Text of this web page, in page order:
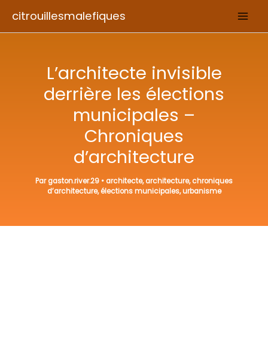
citrouillesmalefiques
L’architecte invisible
derrière les élections
municipales –
Chroniques
d’architecture
Pargaston.river.29 •architecte,architecture,chroniques
d’architecture,élections municipales,urbanisme